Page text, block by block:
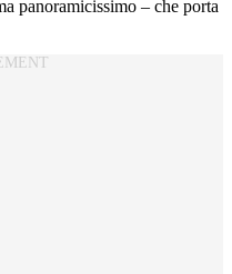
panoramicissimo – che porta